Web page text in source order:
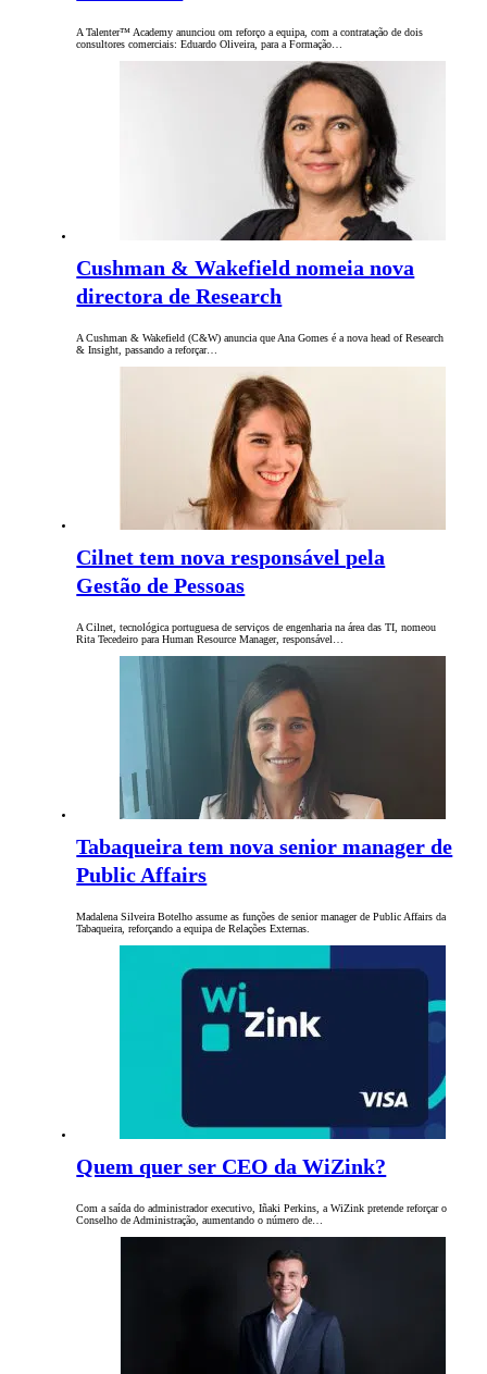
A Talenter™ Academy anunciou om reforço a equipa, com a contratação de dois
consultores comerciais: Eduardo Oliveira, para a Formação…
Cushman & Wakefield nomeia nova
directora de Research
A Cushman & Wakefield (C&W) anuncia que Ana Gomes é a nova head of Research
& Insight, passando a reforçar…
Cilnet tem nova responsável pela
Gestão de Pessoas
A Cilnet, tecnológica portuguesa de serviços de engenharia na área das TI, nomeou
Rita Tecedeiro para Human Resource Manager, responsável…
Tabaqueira tem nova senior manager de
Public Affairs
Madalena Silveira Botelho assume as funções de senior manager de Public Affairs da
Tabaqueira, reforçando a equipa de Relações Externas.
Quem quer ser CEO da WiZink?
Com a saída do administrador executivo, Iñaki Perkins, a WiZink pretende reforçar o
Conselho de Administração, aumentando o número de…